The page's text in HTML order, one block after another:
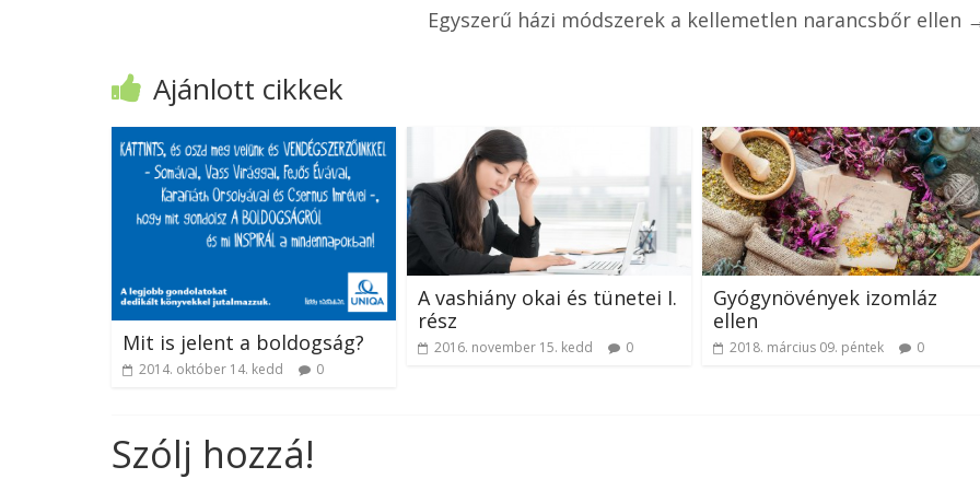
Egyszerű házi módszerek a kellemetlen narancsbőr ellen
Ajánlott cikkek
Mit is jelent a boldogság?
2014. október 14. kedd 0
A vashiány okai és tünetei I.
rész
2016. november 15. kedd 0
Gyógynövények izomláz
ellen
2018. március 09. péntek 0
Szólj hozzá!